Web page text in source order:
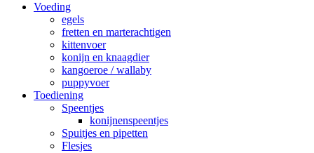
Voeding
egels
fretten en marterachtigen
kittenvoer
konijn en knaagdier
kangoeroe / wallaby
puppyvoer
Toediening
Speentjes
konijnenspeentjes
Spuitjes en pipetten
Flesjes